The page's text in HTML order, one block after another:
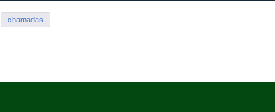
chamadas